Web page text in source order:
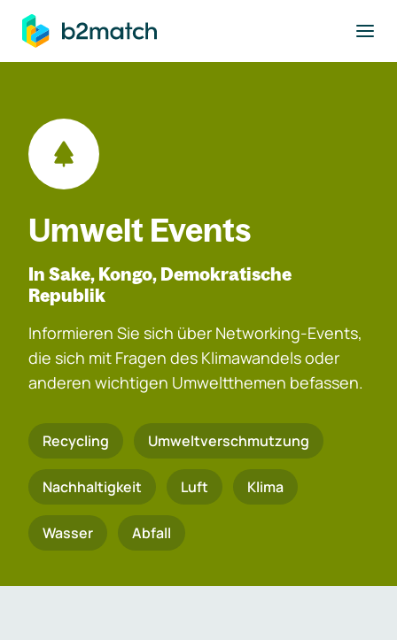
springen
Umwelt Events
In Sake, Kongo, Demokratische
Republik
Informieren Sie sich über Networking-Events,
die sich mit Fragen des Klimawandels oder
anderen wichtigen Umweltthemen befassen.
Recycling Umweltverschmutzung
Nachhaltigkeit Luft Klima
Wasser Abfall